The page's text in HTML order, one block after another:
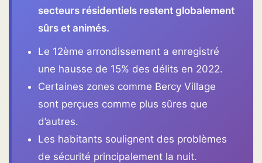
secteurs résidentiels restent globalement
sûrs et animés.
Le 12ème arrondissement a enregistré
une hausse de 15% des délits en 2022.
Certaines zones comme Bercy Village
sont perçues comme plus sûres que
d’autres.
Les habitants soulignent des problèmes
de sécurité principalement la nuit.